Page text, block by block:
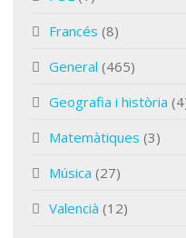
Francés (8)
General (465)
Geografia i història
Matemàtiques (3)
Música (27)
Valencià (12)